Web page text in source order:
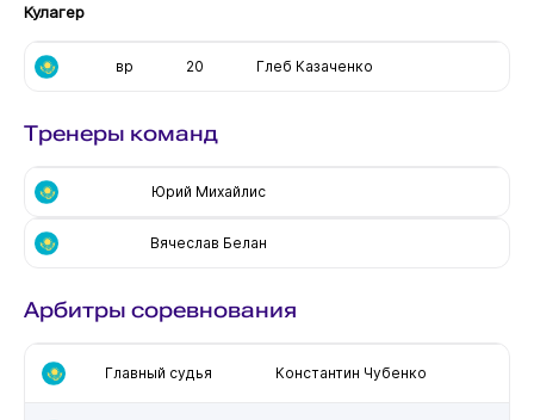
Кулагер
вр 20 Глеб Казаченко
Тренеры команд
Юрий Михайлис
Вячеслав Белан
Арбитры соревнования
Главный судья Константин Чубенко